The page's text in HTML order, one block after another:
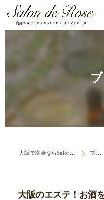
ブログ
大阪のエステ！お酒